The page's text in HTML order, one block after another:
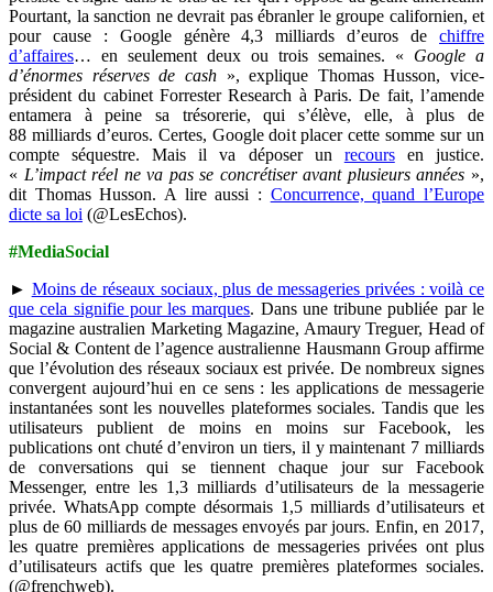
Pourtant, la sanction ne devrait pas ébranler le groupe californien, et
pour cause : Google génère 4,3 milliards d’euros de chiffre
d’affaires… en seulement deux ou trois semaines. « Google a
d’énormes réserves de cash», explique Thomas Husson, vice-
président du cabinet Forrester Research à Paris. De fait, l’amende
entamera à peine sa trésorerie, qui s’élève, elle, à plus de
88 milliards d’euros. Certes, Google doit placer cette somme sur un
compte séquestre. Mais il va déposer un recoursen justice.
« L’impact réel ne va pas se concrétiser avant plusieurs années »,
dit Thomas Husson. A lire aussi : Concurrence, quand l’Europe
dicte sa loi (@LesEchos).
#MediaSocial
► Moins de réseaux sociaux, plus de messageries privées : voilà ce
que cela signifie pour les marques. Dans une tribune publiée par le
magazine australien Marketing Magazine, Amaury Treguer, Head of
Social & Content de l’agence australienne Hausmann Group affirme
que l’évolution des réseaux sociaux est privée. De nombreux signes
convergent aujourd’hui en ce sens : les applications de messagerie
instantanées sont les nouvelles plateformes sociales. Tandis que les
utilisateurs publient de moins en moins sur Facebook, les
publications ont chuté d’environ un tiers, il y maintenant 7 milliards
de conversations qui se tiennent chaque jour sur Facebook
Messenger, entre les 1,3 milliards d’utilisateurs de la messagerie
privée. WhatsApp compte désormais 1,5 milliards d’utilisateurs et
plus de 60 milliards de messages envoyés par jours. Enfin, en 2017,
les quatre premières applications de messageries privées ont plus
d’utilisateurs actifs que les quatre premières plateformes sociales.
(@frenchweb).